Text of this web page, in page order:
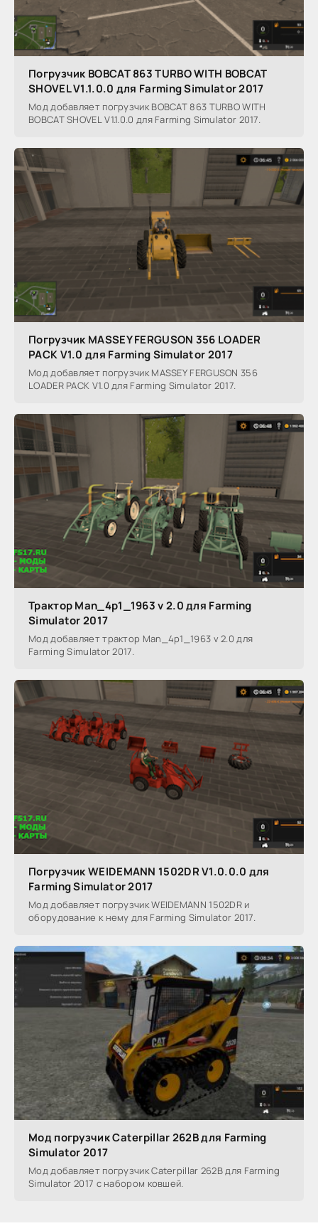
Погрузчик BOBCAT 863 TURBO WITH BOBCAT
SHOVEL V1.1.0.0 для Farming Simulator 2017
Мод добавляет погрузчик BOBCAT 863 TURBO WITH
BOBCAT SHOVEL V1.1.0.0 для Farming Simulator 2017.
Погрузчик MASSEY FERGUSON 356 LOADER
PACK V1.0 для Farming Simulator 2017
Мод добавляет погрузчик MASSEY FERGUSON 356
LOADER PACK V1.0 для Farming Simulator 2017.
Трактор Man_4p1_1963 v 2.0 для Farming
Simulator 2017
Мод добавляет трактор Man_4p1_1963 v 2.0 для
Farming Simulator 2017.
Погрузчик WEIDEMANN 1502DR V1.0.0.0 для
Farming Simulator 2017
Мод добавляет погрузчик WEIDEMANN 1502DR и
оборудование к нему для Farming Simulator 2017.
Мод погрузчик Caterpillar 262B для Farming
Simulator 2017
Мод добавляет погрузчик Caterpillar 262B для Farming
Simulator 2017 с набором ковшей.